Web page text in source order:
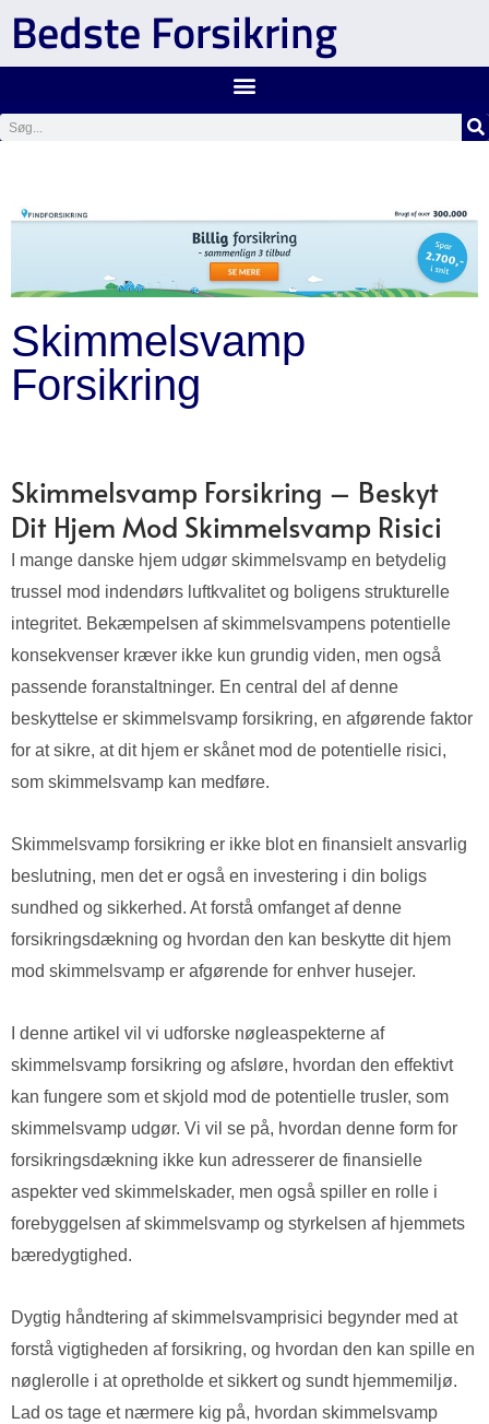
Bedste Forsikring
Skimmelsvamp
Forsikring
Skimmelsvamp Forsikring – Beskyt
Dit Hjem Mod Skimmelsvamp Risici
I mange danske hjem udgør skimmelsvamp en betydelig
trussel mod indendørs luftkvalitet og boligens strukturelle
integritet. Bekæmpelsen af skimmelsvampens potentielle
konsekvenser kræver ikke kun grundig viden, men også
passende foranstaltninger. En central del af denne
beskyttelse er skimmelsvamp forsikring, en afgørende faktor
for at sikre, at dit hjem er skånet mod de potentielle risici,
som skimmelsvamp kan medføre.
Skimmelsvamp forsikring er ikke blot en finansielt ansvarlig
beslutning, men det er også en investering i din boligs
sundhed og sikkerhed. At forstå omfanget af denne
forsikringsdækning og hvordan den kan beskytte dit hjem
mod skimmelsvamp er afgørende for enhver husejer.
I denne artikel vil vi udforske nøgleaspekterne af
skimmelsvamp forsikring og afsløre, hvordan den effektivt
kan fungere som et skjold mod de potentielle trusler, som
skimmelsvamp udgør. Vi vil se på, hvordan denne form for
forsikringsdækning ikke kun adresserer de finansielle
aspekter ved skimmelskader, men også spiller en rolle i
forebyggelsen af skimmelsvamp og styrkelsen af hjemmets
bæredygtighed.
Dygtig håndtering af skimmelsvamprisici begynder med at
forstå vigtigheden af forsikring, og hvordan den kan spille en
nøglerolle i at opretholde et sikkert og sundt hjemmemiljø.
Lad os tage et nærmere kig på, hvordan skimmelsvamp